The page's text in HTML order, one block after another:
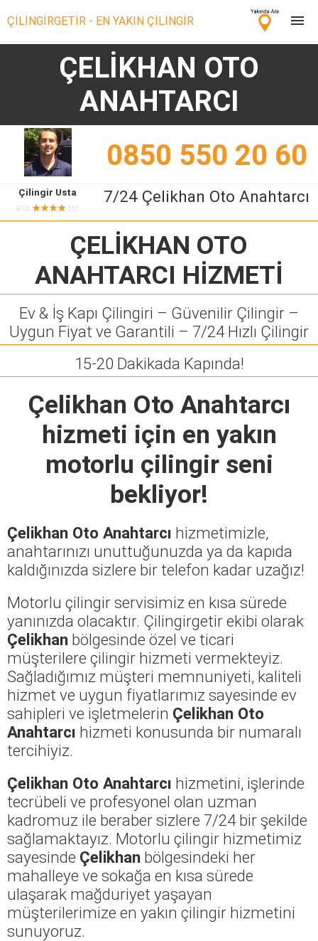
ÇİLİNGİRGETİR - EN YAKIN ÇİLİNGİR
Çilingir Ara
Çilingir misin? Bize Katıl!
ÇELİKHAN OTO
ANAHTARCI
0850 550 20 60
Çilingir Usta
8/10 ★★★★251
7/24 Çelikhan Oto Anahtarcı
ÇELİKHAN OTO
ANAHTARCI HİZMETİ
Ev & İş Kapı Çilingiri – Güvenilir Çilingir –
Uygun Fiyat ve Garantili – 7/24 Hızlı Çilingir
15-20 Dakikada Kapında!
Çelikhan Oto Anahtarcı
hizmeti için en yakın
motorlu çilingir seni
bekliyor!
Çelikhan Oto Anahtarcı hizmetimizle,
anahtarınızı unuttuğunuzda ya da kapıda
kaldığınızda sizlere bir telefon kadar uzağız!
Motorlu çilingir servisimiz en kısa sürede
yanınızda olacaktır. Çilingirgetir ekibi olarak
Çelikhan bölgesinde özel ve ticari
müşterilere çilingir hizmeti vermekteyiz.
Sağladığımız müşteri memnuniyeti, kaliteli
hizmet ve uygun fiyatlarımız sayesinde ev
sahipleri ve işletmelerin Çelikhan Oto
Anahtarcı hizmeti konusunda bir numaralı
tercihiyiz.
Çelikhan Oto Anahtarcı hizmetini, işlerinde
tecrübeli ve profesyonel olan uzman
kadromuz ile beraber sizlere 7/24 bir şekilde
sağlamaktayız. Motorlu çilingir hizmetimiz
sayesinde Çelikhan bölgesindeki her
mahalleye ve sokağa en kısa sürede
ulaşarak mağduriyet yaşayan
müşterilerimize en yakın çilingir hizmetini
sunuyoruz.